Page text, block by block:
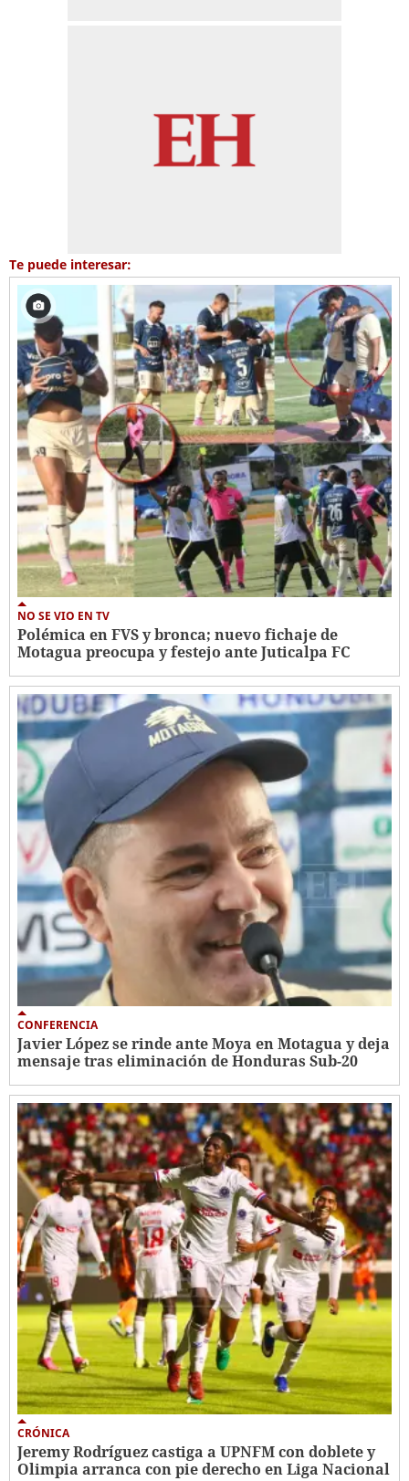
Te puede interesar:
NO SE VIO EN TV
Polémica en FVS y bronca; nuevo fichaje de
Motagua preocupa y festejo ante Juticalpa FC
CONFERENCIA
Javier López se rinde ante Moya en Motagua y deja
mensaje tras eliminación de Honduras Sub-20
CRÓNICA
Jeremy Rodríguez castiga a UPNFM con doblete y
Olimpia arranca con pie derecho en Liga Nacional